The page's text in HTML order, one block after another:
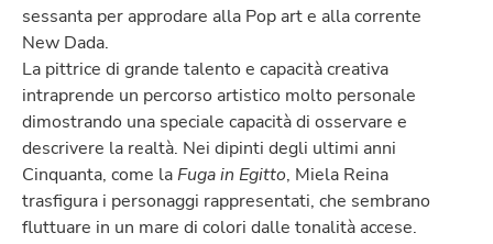
sessanta per approdare alla Pop art e alla corrente
New Dada.
La pittrice di grande talento e capacità creativa
intraprende un percorso artistico molto personale
dimostrando una speciale capacità di osservare e
descrivere la realtà. Nei dipinti degli ultimi anni
Cinquanta, come laFuga in Egitto, Miela Reina
trasfigura i personaggi rappresentati, che sembrano
fluttuare in un mare di colori dalle tonalità accese.